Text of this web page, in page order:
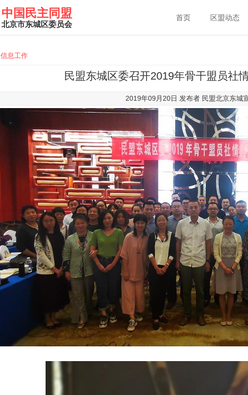
中国民主同盟
北京市东城区委员会
首页 区盟动态
信息工作
民盟东城区委召开2019年骨干盟员社
2019年09月20日 发布者 民盟北京东城